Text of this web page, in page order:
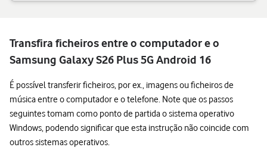
Transfira ficheiros entre o computador e o
Samsung Galaxy S26 Plus 5G Android 16
É possível transferir ficheiros, por ex., imagens ou ficheiros de
música entre o computador e o telefone. Note que os passos
seguintes tomam como ponto de partida o sistema operativo
Windows, podendo significar que esta instrução não coincide com
outros sistemas operativos.